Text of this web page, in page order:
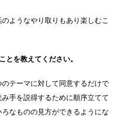
ようなやり取りもあり楽しむこ
とを教えてください。
テーマに対して同意するだけで
手を説得するために順序立てて
なものの見方ができるようにな